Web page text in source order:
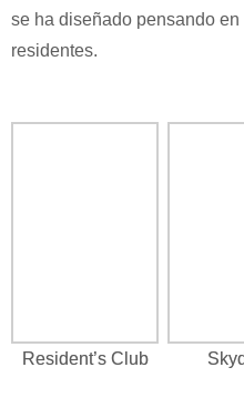
se ha diseñado pensando
residentes.
Resident’s Club